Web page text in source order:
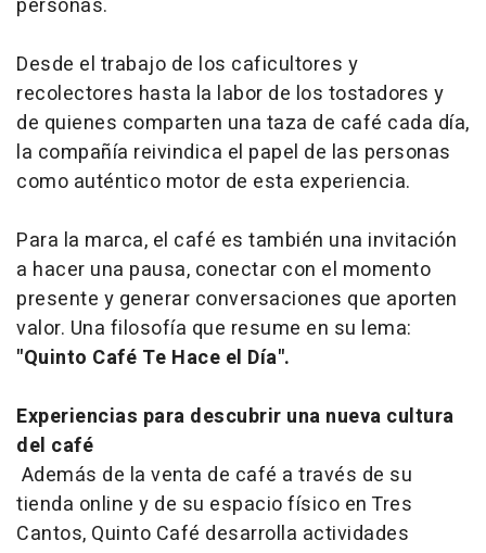
personas.
Desde el trabajo de los caficultores y
recolectores hasta la labor de los tostadores y
de quienes comparten una taza de café cada día,
la compañía reivindica el papel de las personas
como auténtico motor de esta experiencia.
Para la marca, el café es también una invitación
a hacer una pausa, conectar con el momento
presente y generar conversaciones que aporten
valor. Una filosofía que resume en su lema:
"Quinto Café Te Hace el Día".
Experiencias para descubrir una nueva cultura
del café
Además de la venta de café a través de su
tienda online y de su espacio físico en Tres
Cantos, Quinto Café desarrolla actividades